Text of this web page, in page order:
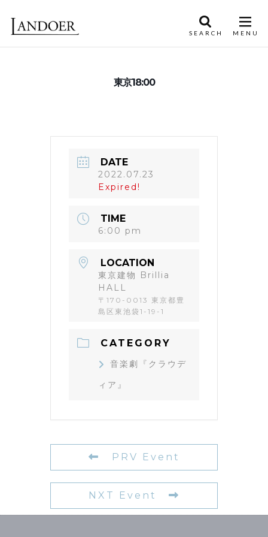
東京18:00
DATE
2022.07.23
Expired!
TIME
6:00 pm
LOCATION
東京建物 Brillia
HALL
〒170-0013 東京都豊
島区東池袋1-19-1
CATEGORY
音楽劇『クラウデ
ィア』
PRV Event
NXT Event